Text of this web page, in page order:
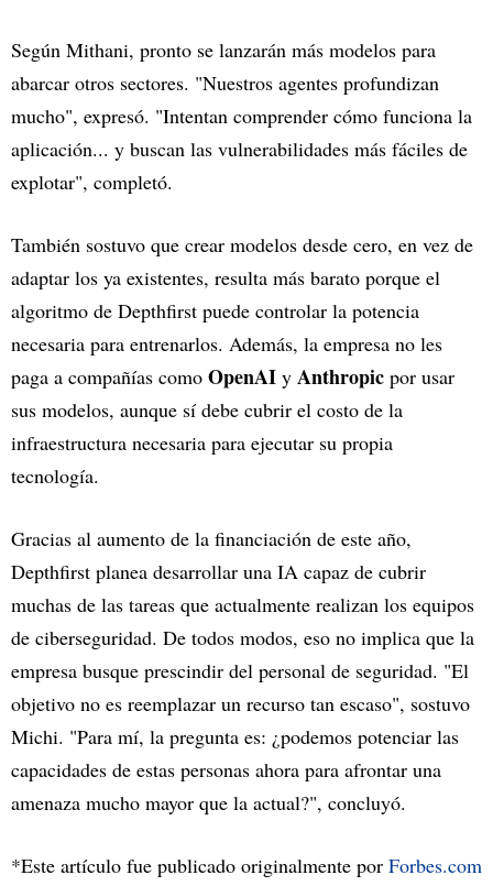
Según Mithani, pronto se lanzarán más modelos para
abarcar otros sectores. "Nuestros agentes profundizan
mucho", expresó. "Intentan comprender cómo funciona la
aplicación... y buscan las vulnerabilidades más fáciles de
explotar", completó.
También sostuvo que crear modelos desde cero, en vez de
adaptar los ya existentes, resulta más barato porque el
algoritmo de Depthfirst puede controlar la potencia
necesaria para entrenarlos. Además, la empresa no les
paga a compañías como OpenAI y Anthropic por usar
sus modelos, aunque sí debe cubrir el costo de la
infraestructura necesaria para ejecutar su propia
tecnología.
Gracias al aumento de la financiación de este año,
Depthfirst planea desarrollar una IA capaz de cubrir
muchas de las tareas que actualmente realizan los equipos
de ciberseguridad. De todos modos, eso no implica que la
empresa busque prescindir del personal de seguridad. "El
objetivo no es reemplazar un recurso tan escaso", sostuvo
Michi. "Para mí, la pregunta es: ¿podemos potenciar las
capacidades de estas personas ahora para afrontar una
amenaza mucho mayor que la actual?", concluyó.
*Este artículo fue publicado originalmente por Forbes.com